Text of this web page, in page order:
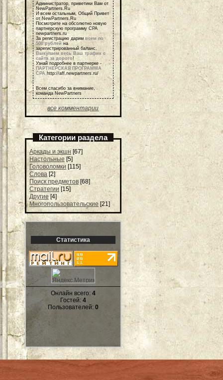
Администратор, приветики Вам от
NewPartners.Ru
И всем остальным, Общий Привет
от NewPartners.Ru
Посмотрите на обсолютно новую
партнерскую программу СРА
newpartners.ru
За регистрацию дарим всем по
500 рублей на
зарегистрированный баланс.
Выкупаем весь Ваш трафик с
сайта за дорого!
Узнай подробнее в партнерке -
ПАРТНЕРСКАЯ ПРОГРАММА
СРА http://aff.newpartners.ru/
Всем спасибо за внимание,
команда NewPartners
все комментарии
Категории раздела
Аркады и экшн [67]
Настольные [5]
Головоломки [115]
Слова [2]
Поиск предметов [68]
Стратегии [15]
Другие [4]
Многопользовательские [21]
Статистика
Онлайн всего: 4
Гостей: 4
Пользователей: 0